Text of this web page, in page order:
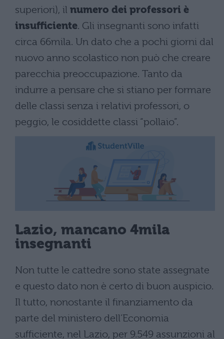
superiori), il numero dei professori è
insufficiente. Gli insegnanti sono infatti
circa 66mila. Un dato che a pochi giorni dal
nuovo anno scolastico non può che creare
parecchia preoccupazione. Tanto da
indurre a pensare che si stiano per formare
delle classi senza i relativi professori, o
peggio, le cosiddette classi “pollaio”.
Lazio, mancano 4mila
insegnanti
Non tutte le cattedre sono state assegnate
e questo dato non è certo di buon auspicio.
Il tutto, nonostante il finanziamento da
parte del ministero dell’Economia
sufficiente, nel Lazio, per 9.549 assunzioni al